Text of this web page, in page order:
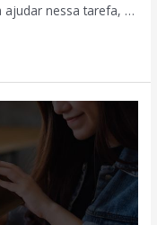
ajudar nessa tarefa, …